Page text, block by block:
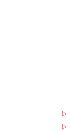
▷
▷